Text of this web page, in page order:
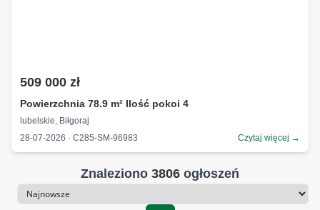
509 000 zł
Powierzchnia 78.9 m² Ilość pokoi 4
lubelskie, Biłgoraj
28-07-2026 · C285-SM-96983
Czytaj więcej →
Znaleziono 3806 ogłoszeń
Sortowanie